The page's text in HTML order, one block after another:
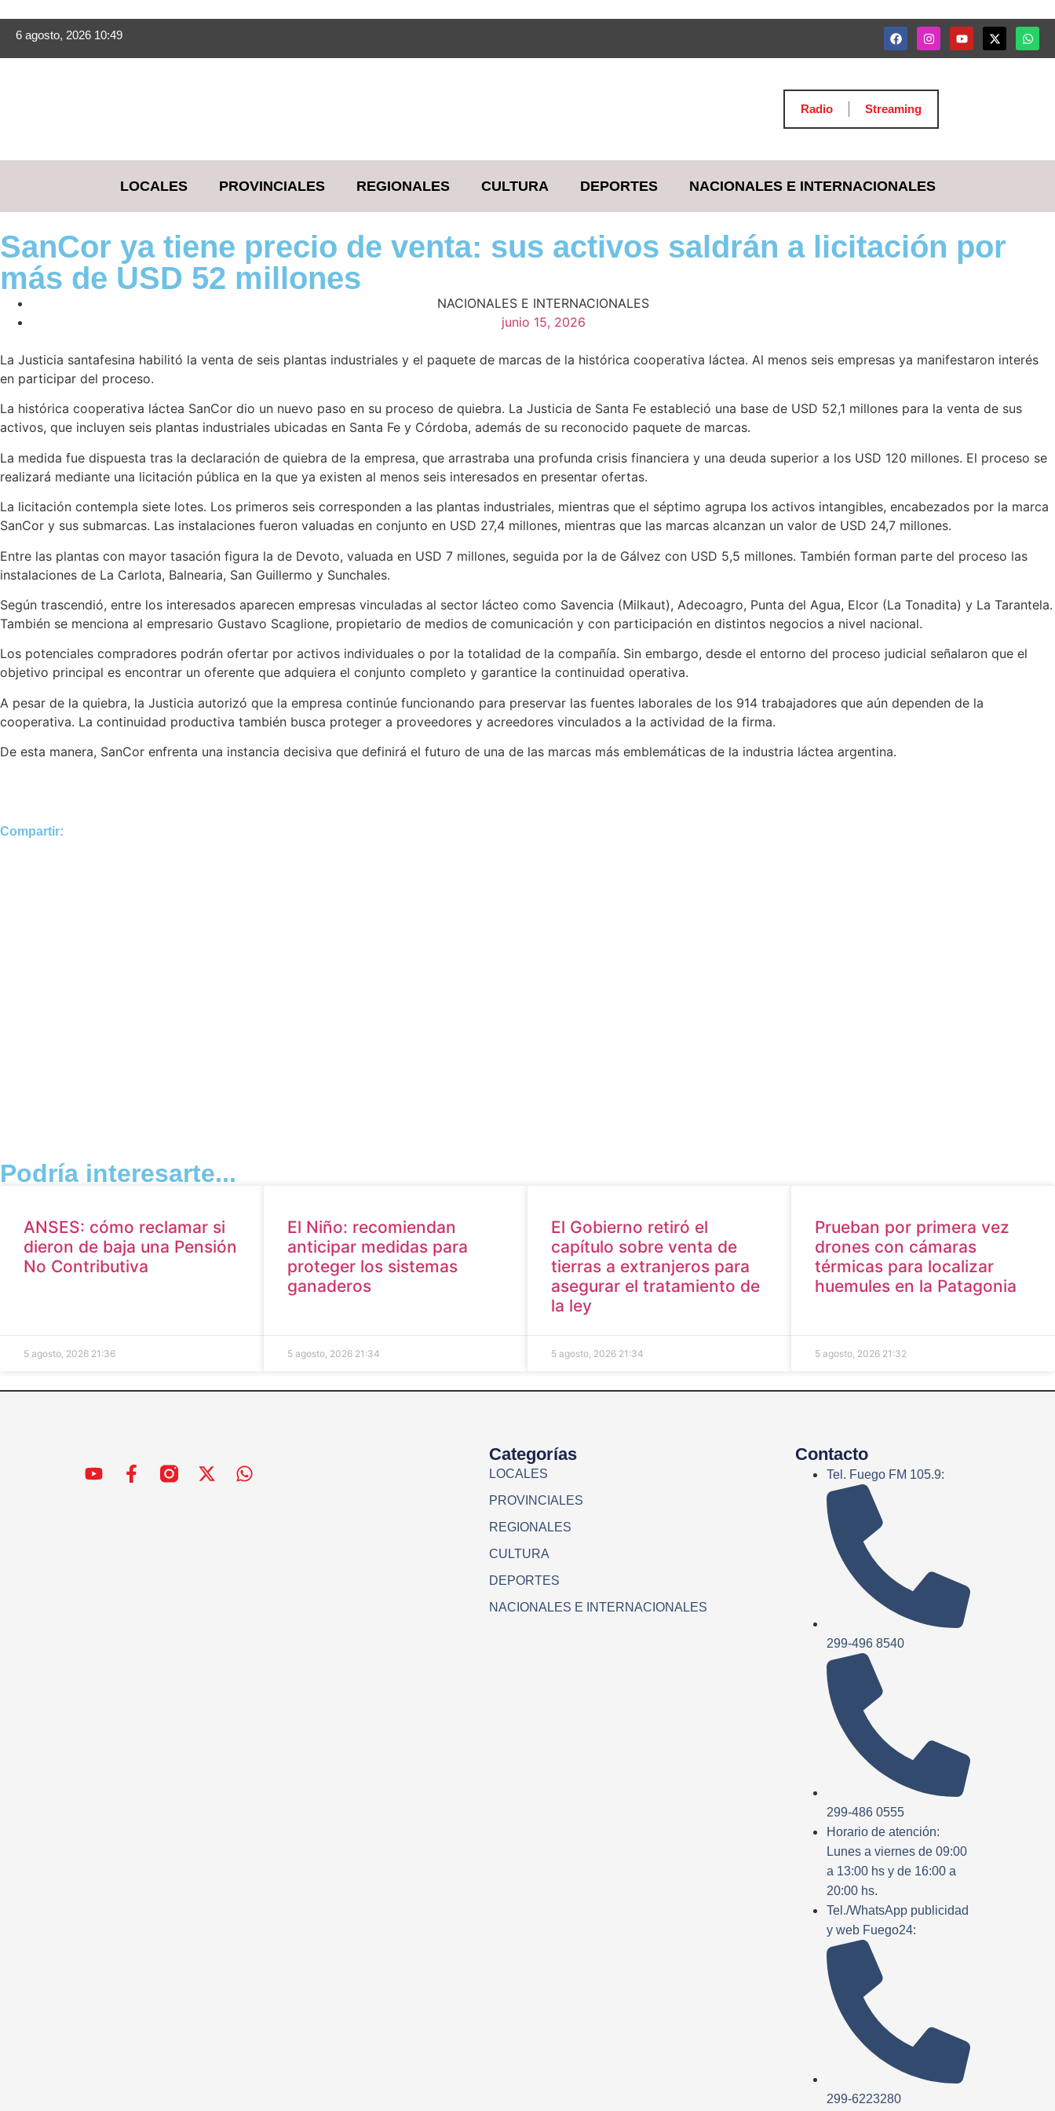
6 agosto, 2026 10:49
Radio Streaming
LOCALES PROVINCIALES REGIONALES CULTURA DEPORTES NACIONALES E INTERNACIONALES
SanCor ya tiene precio de venta: sus activos saldrán a licitación por
más de USD 52 millones
NACIONALES E INTERNACIONALES
junio 15, 2026
La Justicia santafesina habilitó la venta de seis plantas industriales y el paquete de marcas de la histórica cooperativa láctea. Al menos seis empresas ya manifestaron interés
en participar del proceso.
La histórica cooperativa láctea SanCor dio un nuevo paso en su proceso de quiebra. La Justicia de Santa Fe estableció una base de USD 52,1 millones para la venta de sus
activos, que incluyen seis plantas industriales ubicadas en Santa Fe y Córdoba, además de su reconocido paquete de marcas.
La medida fue dispuesta tras la declaración de quiebra de la empresa, que arrastraba una profunda crisis financiera y una deuda superior a los USD 120 millones. El proceso se
realizará mediante una licitación pública en la que ya existen al menos seis interesados en presentar ofertas.
La licitación contempla siete lotes. Los primeros seis corresponden a las plantas industriales, mientras que el séptimo agrupa los activos intangibles, encabezados por la marca
SanCor y sus submarcas. Las instalaciones fueron valuadas en conjunto en USD 27,4 millones, mientras que las marcas alcanzan un valor de USD 24,7 millones.
Entre las plantas con mayor tasación figura la de Devoto, valuada en USD 7 millones, seguida por la de Gálvez con USD 5,5 millones. También forman parte del proceso las
instalaciones de La Carlota, Balnearia, San Guillermo y Sunchales.
Según trascendió, entre los interesados aparecen empresas vinculadas al sector lácteo como Savencia (Milkaut), Adecoagro, Punta del Agua, Elcor (La Tonadita) y La Tarantela.
También se menciona al empresario Gustavo Scaglione, propietario de medios de comunicación y con participación en distintos negocios a nivel nacional.
Los potenciales compradores podrán ofertar por activos individuales o por la totalidad de la compañía. Sin embargo, desde el entorno del proceso judicial señalaron que el
objetivo principal es encontrar un oferente que adquiera el conjunto completo y garantice la continuidad operativa.
A pesar de la quiebra, la Justicia autorizó que la empresa continúe funcionando para preservar las fuentes laborales de los 914 trabajadores que aún dependen de la
cooperativa. La continuidad productiva también busca proteger a proveedores y acreedores vinculados a la actividad de la firma.
De esta manera, SanCor enfrenta una instancia decisiva que definirá el futuro de una de las marcas más emblemáticas de la industria láctea argentina.
Compartir:
Podría interesarte...
ANSES: cómo reclamar si
dieron de baja una Pensión
No Contributiva
5 agosto, 2026 21:36
El Niño: recomiendan
anticipar medidas para
proteger los sistemas
ganaderos
5 agosto, 2026 21:34
El Gobierno retiró el
capítulo sobre venta de
tierras a extranjeros para
asegurar el tratamiento de
la ley
5 agosto, 2026 21:34
Prueban por primera vez
drones con cámaras
térmicas para localizar
huemules en la Patagonia
5 agosto, 2026 21:32
Categorías
LOCALES
PROVINCIALES
REGIONALES
CULTURA
DEPORTES
NACIONALES E INTERNACIONALES
Contacto
Tel. Fuego FM 105.9:
299-496 8540
299-486 0555
Horario de atención:
Lunes a viernes de 09:00
a 13:00 hs y de 16:00 a
20:00 hs.
Tel./WhatsApp publicidad
y web Fuego24:
299-6223280